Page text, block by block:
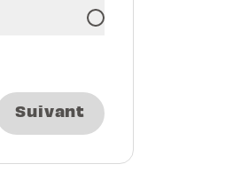
Suivant